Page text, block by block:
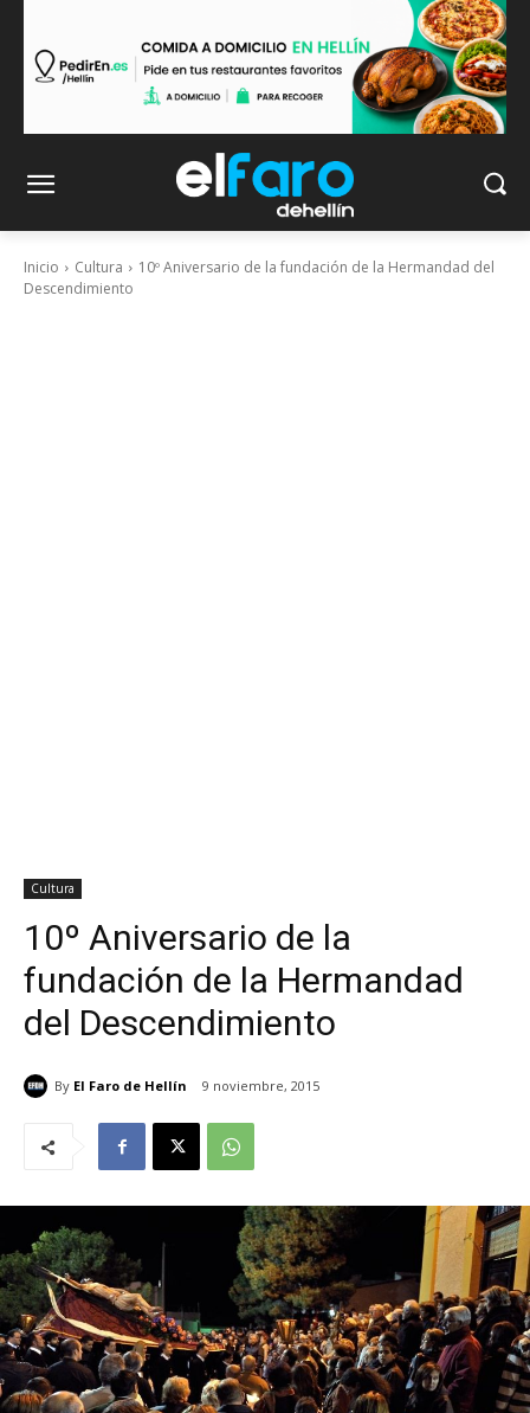
Inicio Cultura
10º Aniversario de la fundación de la Hermandad del
Descendimiento
Cultura
10º Aniversario de la
fundación de la Hermandad
del Descendimiento
By El Faro de Hellín 9 noviembre, 2015